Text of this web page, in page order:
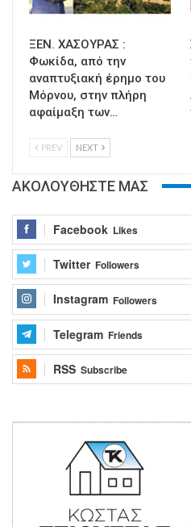
ΞΕΝ. ΧΑΣΟΥΡΑΣ :
Φωκίδα, από την
αναπτυξιακή έρημο του
Μόρνου, στην πλήρη
αφαίμαξη των…
PREV NEXT
ΑΚΟΛΟΥΘΗΣΤΕ ΜΑΣ
Facebook Likes
Twitter Followers
Instagram Followers
Telegram Friends
RSS Subscribe